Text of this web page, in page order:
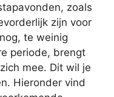
zoals
zijn voor
te weinig
periode, brengt
mee. Dit wil je
Hieronder vind